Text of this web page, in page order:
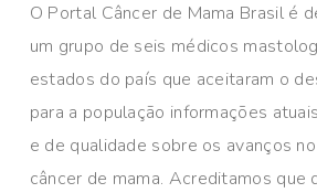
O Portal Câncer de Mama Brasil é
um grupo de seis médicos
estados do país que aceitaram o
para a população informações
e de qualidade sobre os avanços
câncer de mama. Acreditamos que